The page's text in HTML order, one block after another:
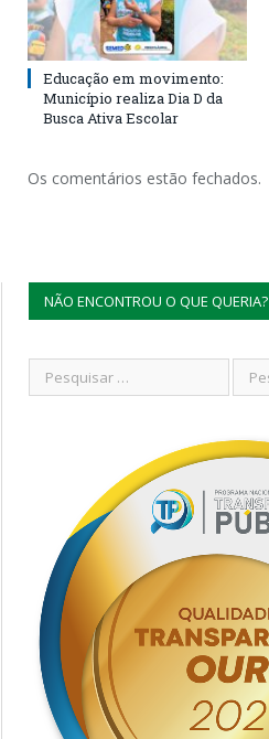
Educação em movimento:
Município realiza Dia D da
Busca Ativa Escolar
Os comentários estão fechados.
NÃO ENCONTROU O QUE QUERIA?